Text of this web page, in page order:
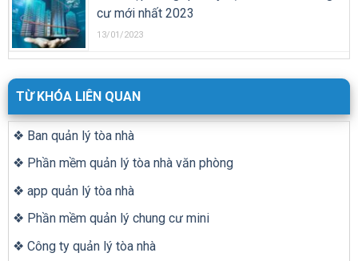
cư mới nhất 2023
13/01/2023
TỪ KHÓA LIÊN QUAN
❖ Ban quản lý tòa nhà
❖ Phần mềm quản lý tòa nhà văn phòng
❖ app quản lý tòa nhà
❖ Phần mềm quản lý chung cư mini
❖ Công ty quản lý tòa nhà